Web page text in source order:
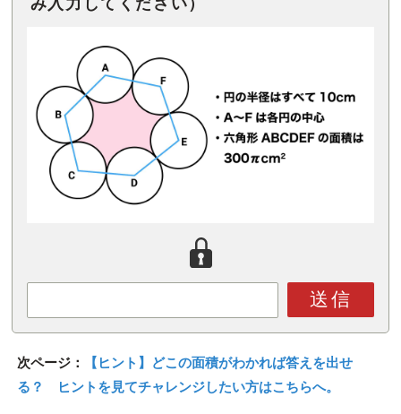
み入力してください）
送信
次ページ：
【ヒント】どこの面積がわかれば答えを出せ
る？ ヒントを見てチャレンジしたい方はこちらへ。